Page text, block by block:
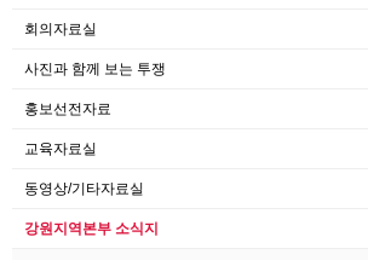
회의자료실
사진과 함께 보는 투쟁
홍보선전자료
교육자료실
동영상/기타자료실
강원지역본부 소식지